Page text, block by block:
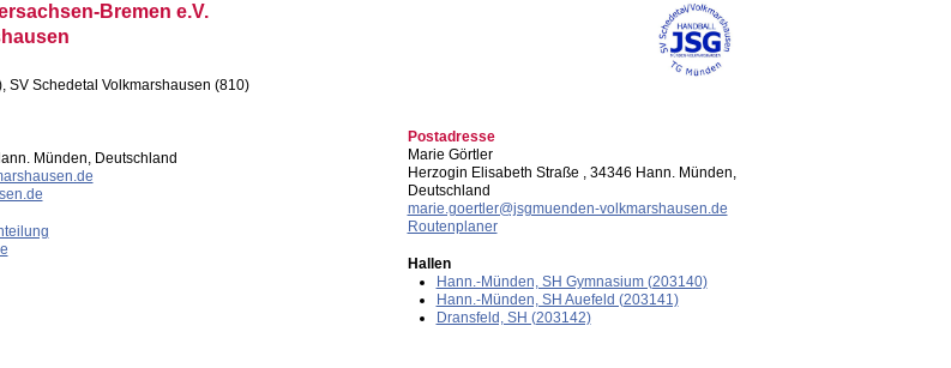
Bremen e.V.
SV Schedetal Volkmarshausen (810)
Münden, Deutschland
Postadresse
Marie Görtler
Herzogin Elisabeth Straße , 34346 Hann. Münden,
Deutschland
marie.goertler@jsgmuenden-volkmarshausen.de
Routenplaner
Hallen
Hann.-Münden, SH Gymnasium (203140)
Hann.-Münden, SH Auefeld (203141)
Dransfeld, SH (203142)